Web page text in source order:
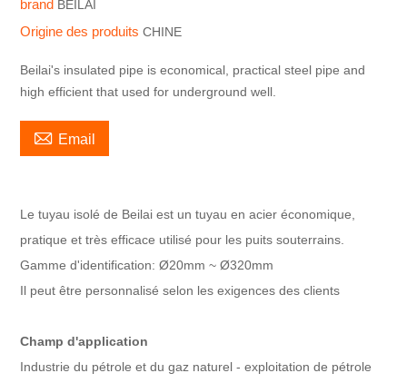
brand BEILAI
Origine des produitsCHINE
Beilai's insulated pipe is economical, practical steel pipe and
high efficient that used for underground well.
 Email
Le tuyau isolé de Beilai est un tuyau en acier économique,
pratique et très efficace utilisé pour les puits souterrains.
Gamme d'identification: Ø20mm ~ Ø320mm
Il peut être personnalisé selon les exigences des clients
Champ d'application
Industrie du pétrole et du gaz naturel - exploitation de pétrole